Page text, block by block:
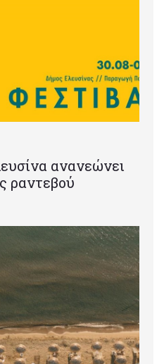
ανανεώνει
ραντεβού